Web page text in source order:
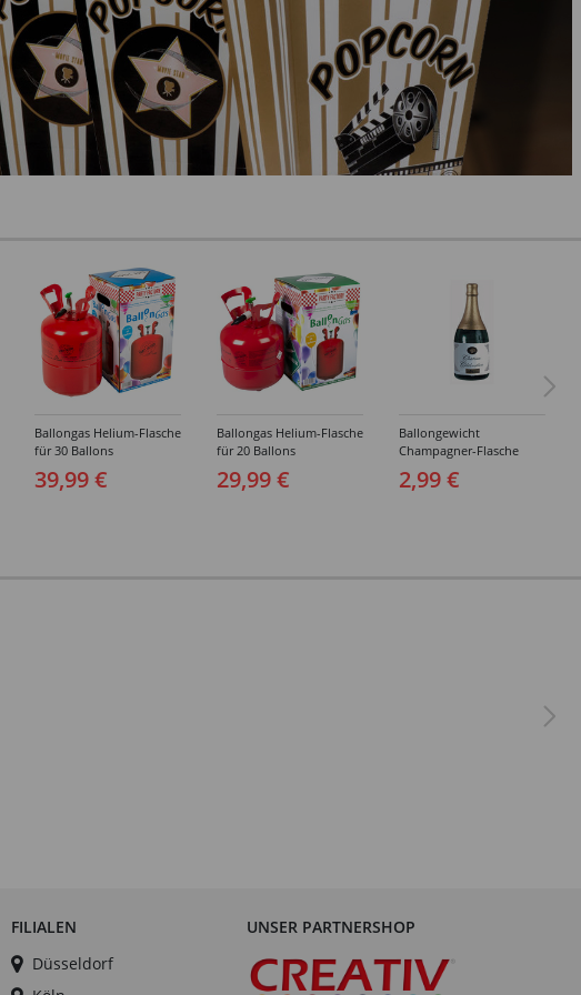
Ballongas Helium-Flasche
für 30 Ballons
39,99 €
Ballongas Helium-Flasche
für 20 Ballons
29,99 €
Ballongewicht
Champagner-Flasche
2,99 €
FILIALEN
Düsseldorf
UNSER PARTNERSHOP